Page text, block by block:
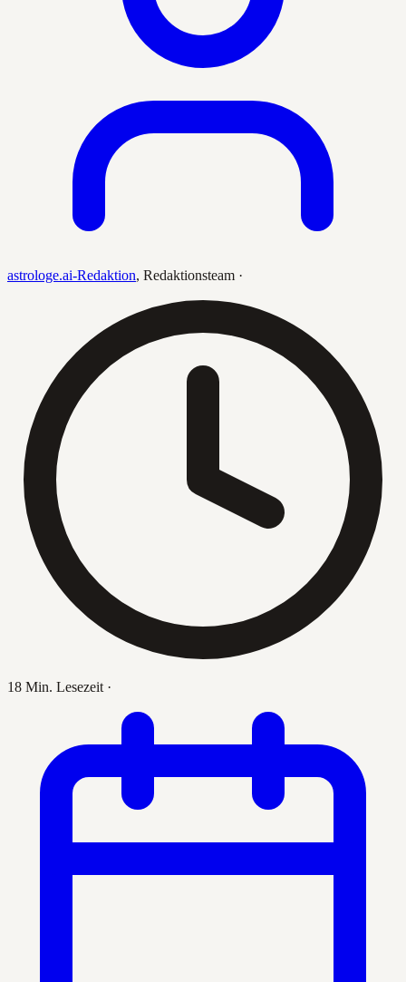
astrologe.ai-Redaktion, Redaktionsteam ·
18 Min. Lesezeit ·